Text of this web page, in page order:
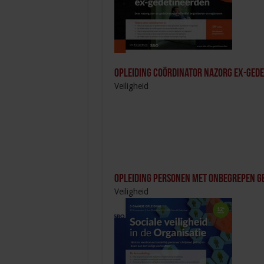
Opleiding Coördinator nazorg ex-
Veiligheid
Opleiding Personen met onbegrepen
Veiligheid